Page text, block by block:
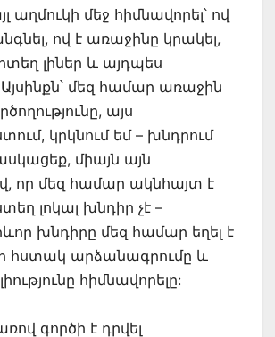
աղմուկի մեջ հիմնավորել՝ ով
ով է առաջինը կրակել,
լիներ և այդպես
մեզ համար առաջին
այս
կրկնում եմ – խնդրում
միայն այն
որ մեզ համար ակնհայտ է
լոկալ խնդիր չէ –
խնդիրը մեզ համար եղել է
հստակ արձանագրումը և
հիմնավորելը:
գործի է դրվել